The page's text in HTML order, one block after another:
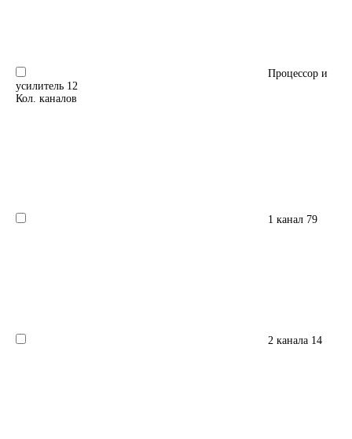
Процессор и
усилитель 12
Кол. каналов
1 канал 79
2 канала 14